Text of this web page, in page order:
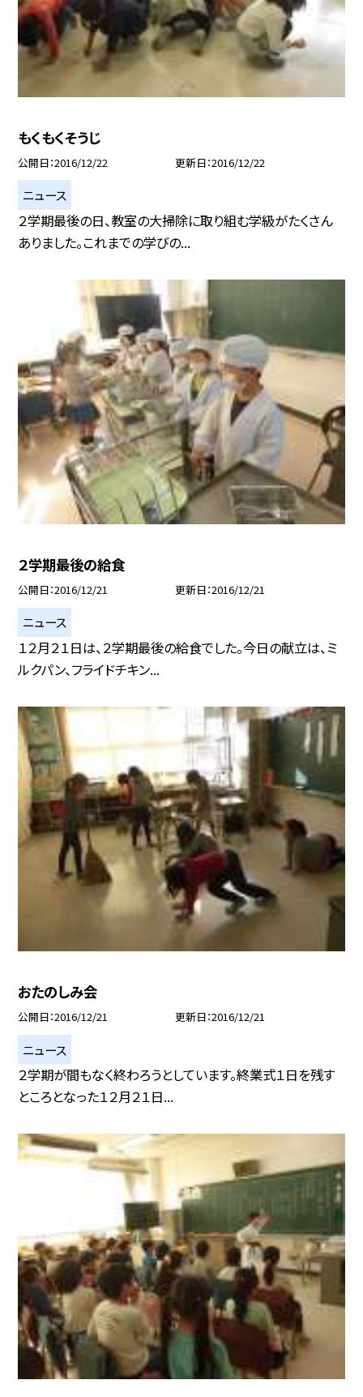
もくもくそうじ
公開日 2016/12/22 更新日 2016/12/22
ニュース
２学期最後の日、教室の大掃除に取り組む学級がたくさん
ありました。これまでの学びの...
２学期最後の給食
公開日 2016/12/21 更新日 2016/12/21
ニュース
１２月２１日は、２学期最後の給食でした。今日の献立は、ミ
ルクパン、フライドチキン...
おたのしみ会
公開日 2016/12/21 更新日 2016/12/21
ニュース
２学期が間もなく終わろうとしています。終業式１日を残す
ところとなった１２月２１日...